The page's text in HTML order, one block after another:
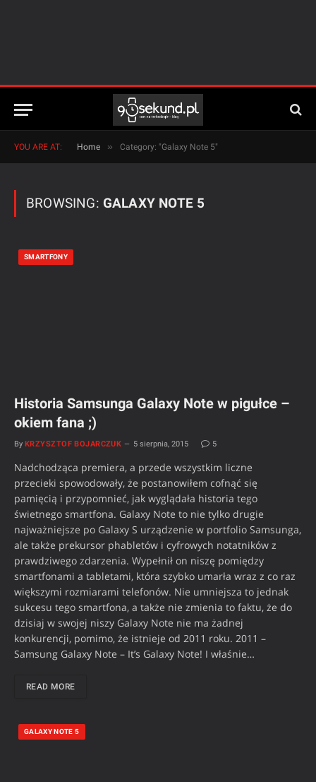
YOU ARE AT: Home » Category: "Galaxy Note 5"
BROWSING: GALAXY NOTE 5
SMARTFONY
Historia Samsunga Galaxy Note w pigułce –
okiem fana ;)
By KRZYSZTOF BOJARCZUK 5 sierpnia, 2015 5
Nadchodząca premiera, a przede wszystkim liczne
przecieki spowodowały, że postanowiłem cofnąć się
pamięcią i przypomnieć, jak wyglądała historia tego
świetnego smartfona. Galaxy Note to nie tylko drugie
najważniejsze po Galaxy S urządzenie w portfolio Samsunga,
ale także prekursor phabletów i cyfrowych notatników z
prawdziwego zdarzenia. Wypełnił on niszę pomiędzy
smartfonami a tabletami, która szybko umarła wraz z co raz
większymi rozmiarami telefonów. Nie umniejsza to jednak
sukcesu tego smartfona, a także nie zmienia to faktu, że do
dzisiaj w swojej niszy Galaxy Note nie ma żadnej
konkurencji, pomimo, że istnieje od 2011 roku. 2011 –
Samsung Galaxy Note – It’s Galaxy Note! I właśnie…
READ MORE
GALAXY NOTE 5